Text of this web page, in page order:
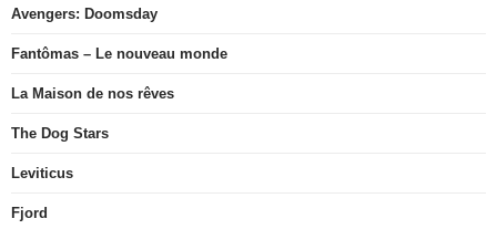
Avengers: Doomsday
Fantômas – Le nouveau monde
La Maison de nos rêves
The Dog Stars
Leviticus
Fjord